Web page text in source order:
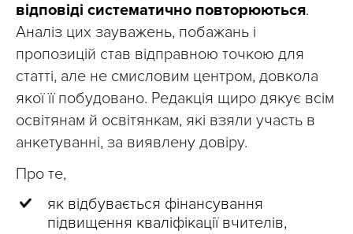
відповіді систематично повторюються.
Аналіз цих зауважень, побажань і
пропозицій став відправною точкою для
статті, але не смисловим центром, довкола
якої її побудовано. Редакція щиро дякує всім
освітянам й освітянкам, які взяли участь в
анкетуванні, за виявлену довіру.
Про те,
як відбувається фінансування
підвищення кваліфікації вчителів,